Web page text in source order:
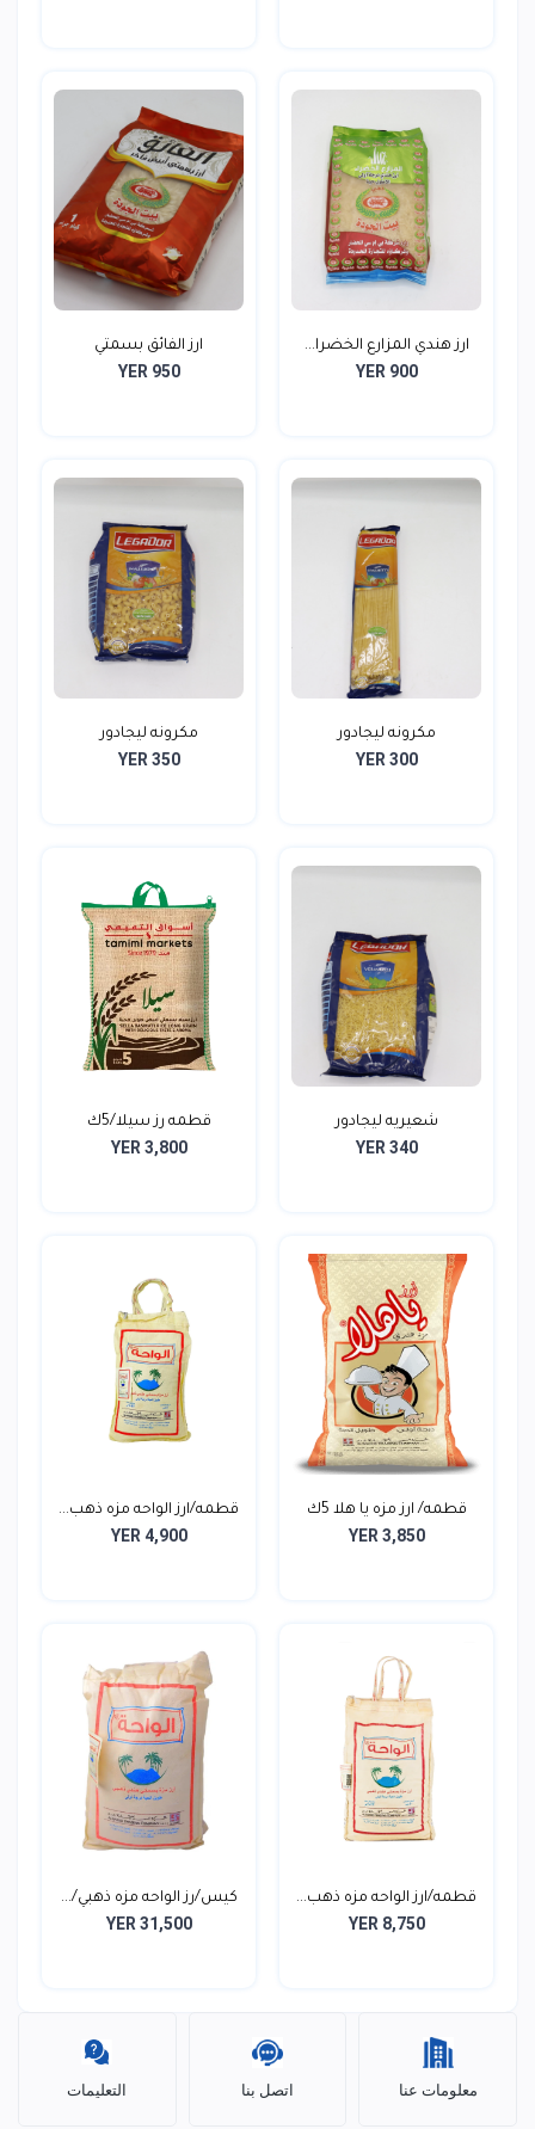
ارز هندي المزارع الخضرا...
YER 900
ارز الفائق بسمتي
YER 950
مكرونه ليجادور
YER 300
مكرونه ليجادور
YER 350
شعيريه ليجادور
YER 340
قطمه رز سيلا/5ك
YER 3,800
قطمه/ ارز مزه يا هلا 5ك
YER 3,850
قطمه/ارز الواحه مزه ذهب...
YER 4,900
قطمه/ارز الواحه مزه ذهب...
YER 8,750
كيس/رز الواحه مزه ذهبي/...
YER 31,500
معلومات عنا اتصل بنا التعليمات